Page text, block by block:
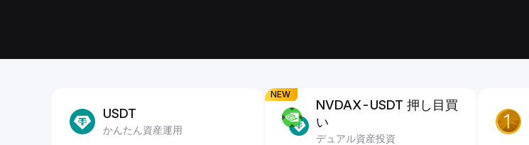
USDT
かんたん資産運用
USDT
かんたん資産運用
NEW
NVDAX-USDT 押し目買
い
デュアル資産投資